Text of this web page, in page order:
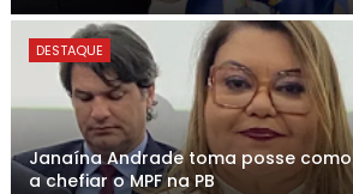
DESTAQUE
Janaína Andrade toma posse
a chefiar o MPF na PB